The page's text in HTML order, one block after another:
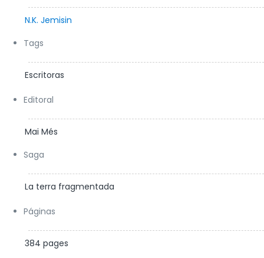
N.K. Jemisin
Tags
Escritoras
Editoral
Mai Més
Saga
La terra fragmentada
Páginas
384 pages